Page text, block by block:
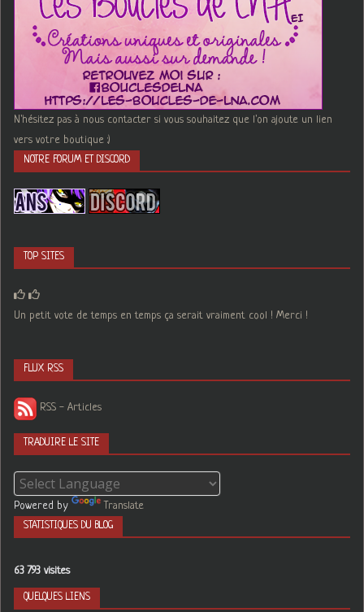
N'hésitez pas à nous contacter si vous souhaitez que l'on ajoute un lien
vers votre boutique :)
NOTRE FORUM ET DISCORD
TOP SITES
Un petit vote de temps en temps ça serait vraiment cool ! Merci !
FLUX RSS
RSS - Articles
TRADUIRE LE SITE
Powered by Translate
STATISTIQUES DU BLOG
63 793 visites
QUELQUES LIENS